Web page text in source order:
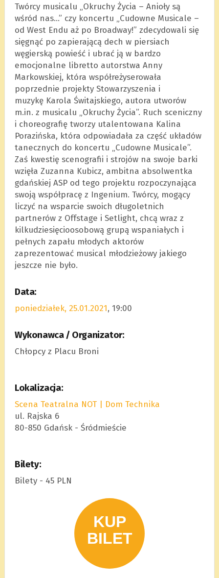
Twórcy musicalu „Okruchy Życia – Anioły są
wśród nas…” czy koncertu „Cudowne Musicale –
od West Endu aż po Broadway!” zdecydowali się
sięgnąć po zapierającą dech w piersiach
węgierską powieść i ubrać ją w bardzo
emocjonalne libretto autorstwa Anny
Markowskiej, która współreżyserowała
poprzednie projekty Stowarzyszenia i
muzykę Karola Świtajskiego, autora utworów
m.in. z musicalu „Okruchy Życia”. Ruch sceniczny
i choreografię tworzy utalentowana Kalina
Porazińska, która odpowiadała za część układów
tanecznych do koncertu „Cudowne Musicale”.
Zaś kwestię scenografii i strojów na swoje barki
wzięła Zuzanna Kubicz, ambitna absolwentka
gdańskiej ASP od tego projektu rozpoczynająca
swoją współpracę z Ingenium. Twórcy, mogący
liczyć na wsparcie swoich długoletnich
partnerów z Offstage i Setlight, chcą wraz z
kilkudziesięcioosobową grupą wspaniałych i
pełnych zapału młodych aktorów
zaprezentować musical młodzieżowy jakiego
jeszcze nie było.
Data:
poniedziałek, 25.01.2021, 19:00
Wykonawca / Organizator:
Chłopcy z Placu Broni
Lokalizacja:
Scena Teatralna NOT | Dom Technika
ul. Rajska 6
80-850 Gdańsk - Śródmieście
Bilety:
Bilety - 45 PLN